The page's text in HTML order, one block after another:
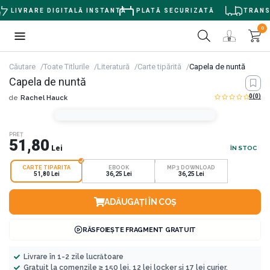
LIVRARE DIGITALĂ INSTANTĂ PLATĂ SECURIZATĂ
0
Căutare Toate Titlurile Literatură Carte tipărită Capela de nuntă
Capela de nuntă
de Rachel Hauck 0(0)
PREȚ
51,80 Lei ÎN STOC
CARTE TIPARITA
51,80 Lei
EBOOK
36,25 Lei
MP3 DOWNLOAD
36,25 Lei
ADĂUGAȚI ÎN COȘ
RĂSFOIEȘTE FRAGMENT GRATUIT
Livrare în 1-2 zile lucrătoare
Gratuit la comenzile ≥ 150 lei, 12 lei locker și 17 lei curier.